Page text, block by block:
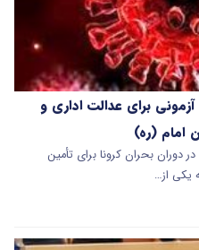
آزمونی برای عدالت اداری و
امام (ره)
دوران بحران کرونا برای تأمین
یکی از…